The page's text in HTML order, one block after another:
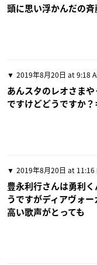
頭に思い浮かんだの斉
2019年8月20日 at 9:18
あんスタのレオさま
ですけどどうですか
2019年8月20日 at 11:16
豊永利行さんは勇利
うですがディアヴォ
高い歌声がとっても